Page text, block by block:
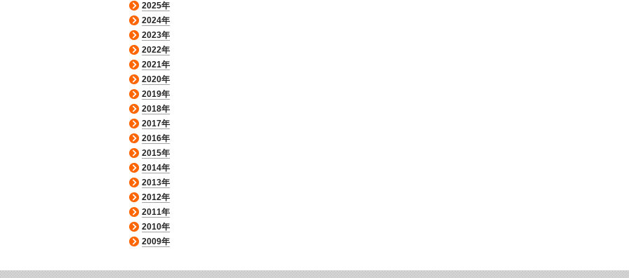
2025年
2024年
2023年
2022年
2021年
2020年
2019年
2018年
2017年
2016年
2015年
2014年
2013年
2012年
2011年
2010年
2009年